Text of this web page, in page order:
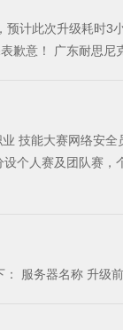
计此次升级耗时
冠